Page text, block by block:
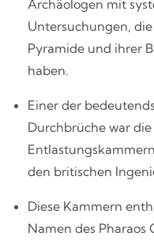
Archäologen mit
Untersuchungen,
Pyramide und ihrer
haben.
Einer der
Durchbrüche war
den britischen
Diese Kammern
Namen des Pharaos